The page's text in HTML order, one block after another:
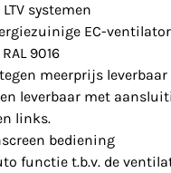
systemen
EC-ventilator
9016
meerprijs
leverbaar met
links.
bediening
functie t.b.v. de